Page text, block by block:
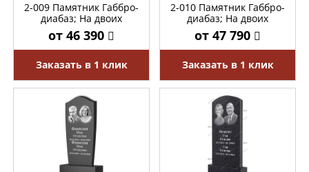
2-009 Памятник Габбро-
диабаз; На двоих
от 46 390
Заказать в 1 клик
2-010 Памятник Габбро-
диабаз; На двоих
от 47 790
Заказать в 1 клик